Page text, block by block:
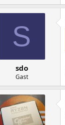
S
sdo
Gast